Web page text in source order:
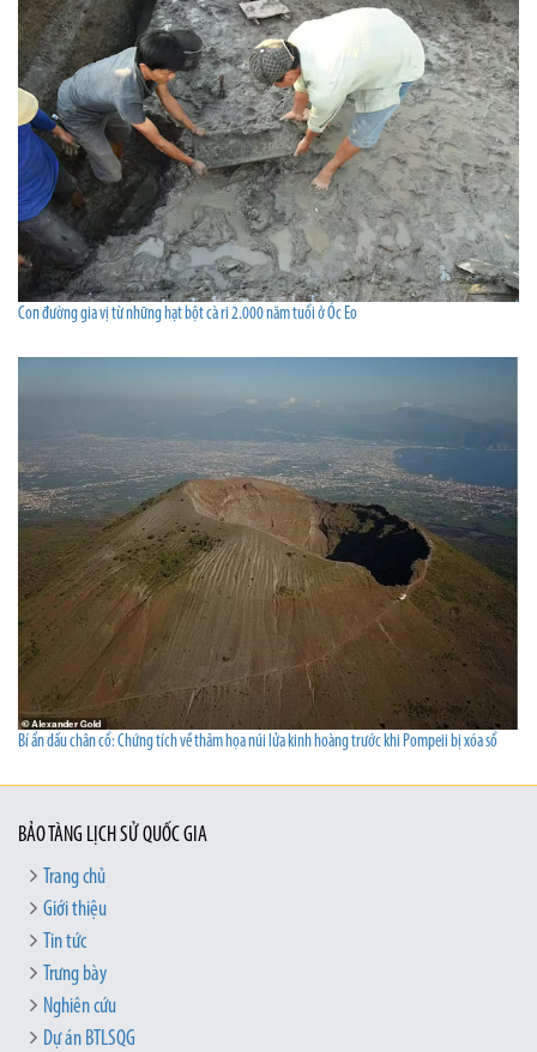
Con đường gia vị từ những hạt bột cà ri 2.000 năm tuổi ở Óc Eo
Bí ẩn dấu chân cổ: Chứng tích về thảm họa núi lửa kinh hoàng trước khi Pompeii bị xóa sổ
BẢO TÀNG LỊCH SỬ QUỐC GIA
Trang chủ
Giới thiệu
Tin tức
Trưng bày
Nghiên cứu
Dự án BTLSQG